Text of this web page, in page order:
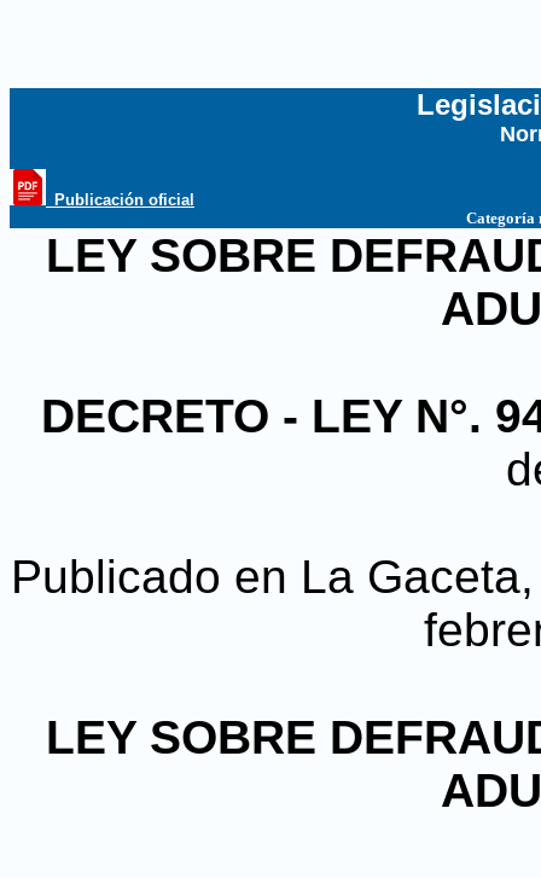
_Publicación oficial
LEY SOBRE
DECRETO - LEY N°.
Publicado en La
LEY SOBRE